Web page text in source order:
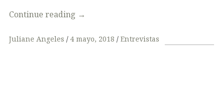
Continue reading →
Juliane Angeles 4 mayo, 2018 Entrevistas